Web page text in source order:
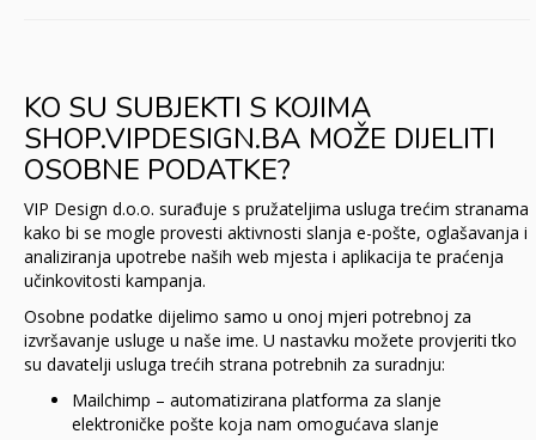
KO SU SUBJEKTI S KOJIMA
SHOP.VIPDESIGN.BA MOŽE DIJELITI
OSOBNE PODATKE?
VIP Design d.o.o. surađuje s pružateljima usluga trećim stranama
kako bi se mogle provesti aktivnosti slanja e-pošte, oglašavanja i
analiziranja upotrebe naših web mjesta i aplikacija te praćenja
učinkovitosti kampanja.
Osobne podatke dijelimo samo u onoj mjeri potrebnoj za
izvršavanje usluge u naše ime. U nastavku možete provjeriti tko
su davatelji usluga trećih strana potrebnih za suradnju:
Mailchimp – automatizirana platforma za slanje
elektroničke pošte koja nam omogućava slanje